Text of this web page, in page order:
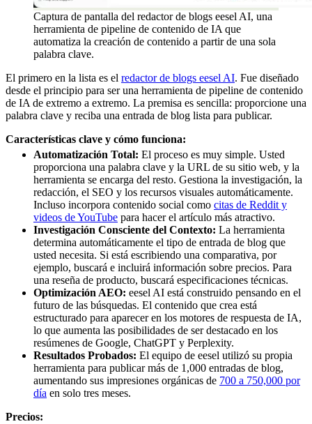
Captura de pantalla del redactor de blogs eesel AI, una
herramienta de pipeline de contenido de IA que
automatiza la creación de contenido a partir de una sola
palabra clave.
El primero en la lista es el redactor de blogs eesel AI. Fue diseñado
desde el principio para ser una herramienta de pipeline de contenido
de IA de extremo a extremo. La premisa es sencilla: proporcione una
palabra clave y reciba una entrada de blog lista para publicar.
Características clave y cómo funciona:
Automatización Total: El proceso es muy simple. Usted
proporciona una palabra clave y la URL de su sitio web, y la
herramienta se encarga del resto. Gestiona la investigación, la
redacción, el SEO y los recursos visuales automáticamente.
Incluso incorpora contenido social como citas de Reddit y
videos de YouTube para hacer el artículo más atractivo.
Investigación Consciente del Contexto: La herramienta
determina automáticamente el tipo de entrada de blog que
usted necesita. Si está escribiendo una comparativa, por
ejemplo, buscará e incluirá información sobre precios. Para
una reseña de producto, buscará especificaciones técnicas.
Optimización AEO: eesel AI está construido pensando en el
futuro de las búsquedas. El contenido que crea está
estructurado para aparecer en los motores de respuesta de IA,
lo que aumenta las posibilidades de ser destacado en los
resúmenes de Google, ChatGPT y Perplexity.
Resultados Probados: El equipo de eesel utilizó su propia
herramienta para publicar más de 1,000 entradas de blog,
aumentando sus impresiones orgánicas de 700 a 750,000 por
día en solo tres meses.
Precios: